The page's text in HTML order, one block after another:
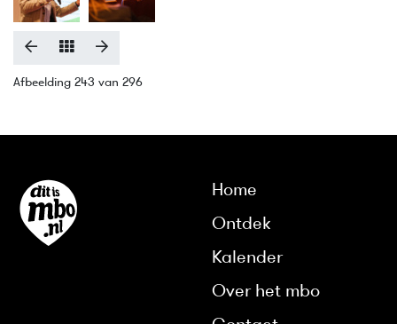
Afbeelding 243 van 296
Home
Ontdek
Kalender
Over het mbo